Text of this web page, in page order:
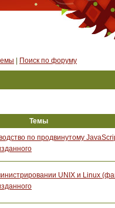
Поиск по форуму
Темы
по продвинутому
UNIX и Linux